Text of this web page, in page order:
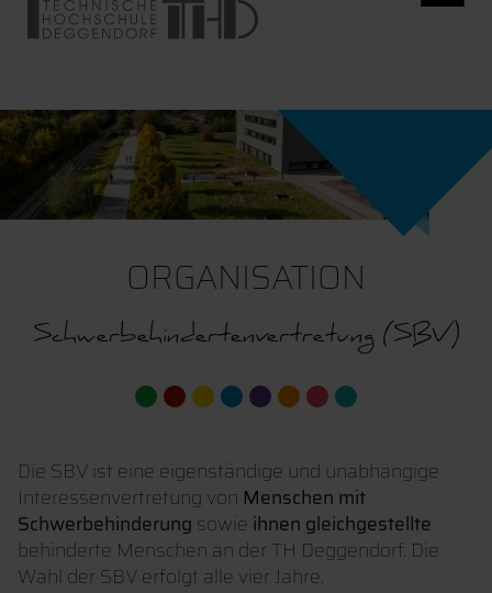
ORGANISATION
Schwerbehindertenvertretung (SBV)
Die SBV ist eine eigenständige und unabhängige
Interessenvertretung von Menschen mit
Schwerbehinderung sowie ihnen gleichgestellte
behinderte Menschen an der TH Deggendorf. Die
Wahl der SBV erfolgt alle vier Jahre.